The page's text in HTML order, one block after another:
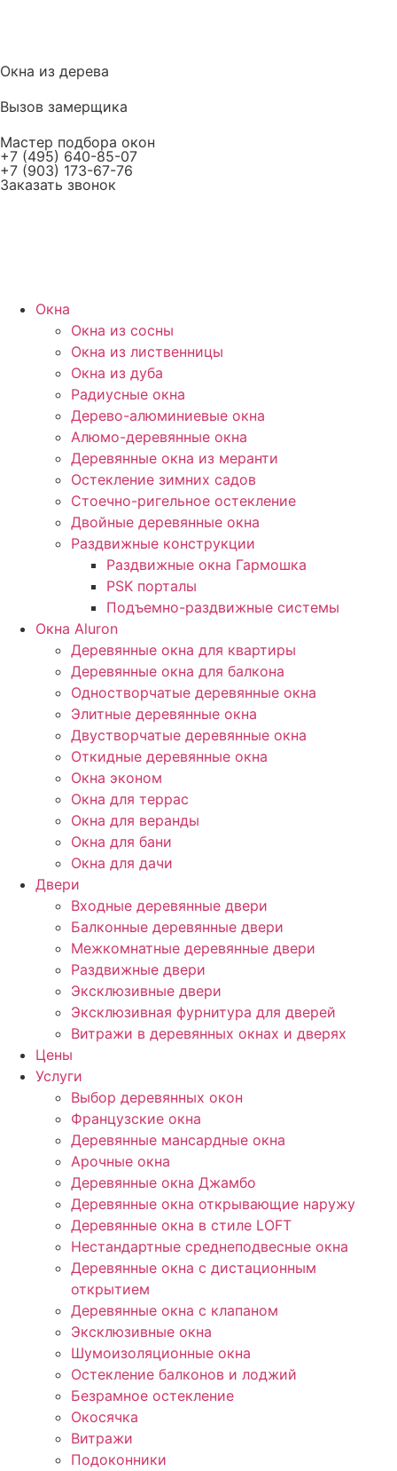
Окна из дерева
Вызов замерщика
Мастер подбора окон
+7 (495) 640-85-07
+7 (903) 173-67-76
Заказать звонок
Окна
Окна из сосны
Окна из лиственницы
Окна из дуба
Радиусные окна
Дерево-алюминиевые окна
Алюмо-деревянные окна
Деревянные окна из меранти
Остекление зимних садов
Стоечно-ригельное остекление
Двойные деревянные окна
Раздвижные конструкции
Раздвижные окна Гармошка
PSK порталы
Подъемно-раздвижные системы
Окна Aluron
Деревянные окна для квартиры
Деревянные окна для балкона
Одностворчатые деревянные окна
Элитные деревянные окна
Двустворчатые деревянные окна
Откидные деревянные окна
Окна эконом
Окна для террас
Окна для веранды
Окна для бани
Окна для дачи
Двери
Входные деревянные двери
Балконные деревянные двери
Межкомнатные деревянные двери
Раздвижные двери
Эксклюзивные двери
Эксклюзивная фурнитура для дверей
Витражи в деревянных окнах и дверях
Цены
Услуги
Выбор деревянных окон
Французские окна
Деревянные мансардные окна
Арочные окна
Деревянные окна Джамбо
Деревянные окна открывающие наружу
Деревянные окна в стиле LOFT
Нестандартные среднеподвесные окна
Деревянные окна с дистационным
открытием
Деревянные окна с клапаном
Эксклюзивные окна
Шумоизоляционные окна
Остекление балконов и лоджий
Безрамное остекление
Окосячка
Витражи
Подоконники